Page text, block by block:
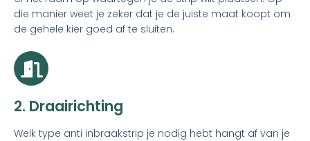
die manier weet je zeker dat je de juiste maat koopt om
de gehele kier goed af te sluiten.
2. Draairichting
Welk type anti inbraakstrip je nodig hebt hangt af van je